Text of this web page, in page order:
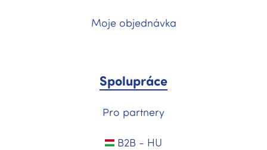
Moje objednávka
Spolupráce
Pro partnery
B2B - HU